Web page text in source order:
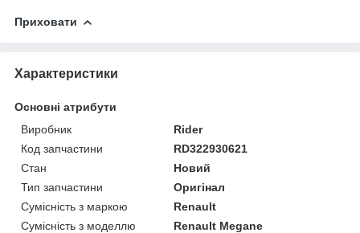
Приховати
Характеристики
Основні атрибути
Виробник
Rider
Код запчастини
RD322930621
Стан
Новий
Тип запчастини
Оригінал
Сумісність з маркою
Renault
Сумісність з моделлю
Renault Megane